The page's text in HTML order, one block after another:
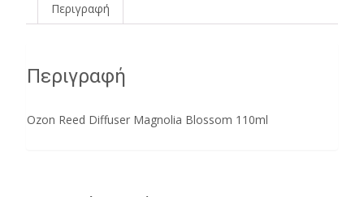
Περιγραφή
Περιγραφή
Ozon Reed Diffuser Magnolia Blossom 110ml